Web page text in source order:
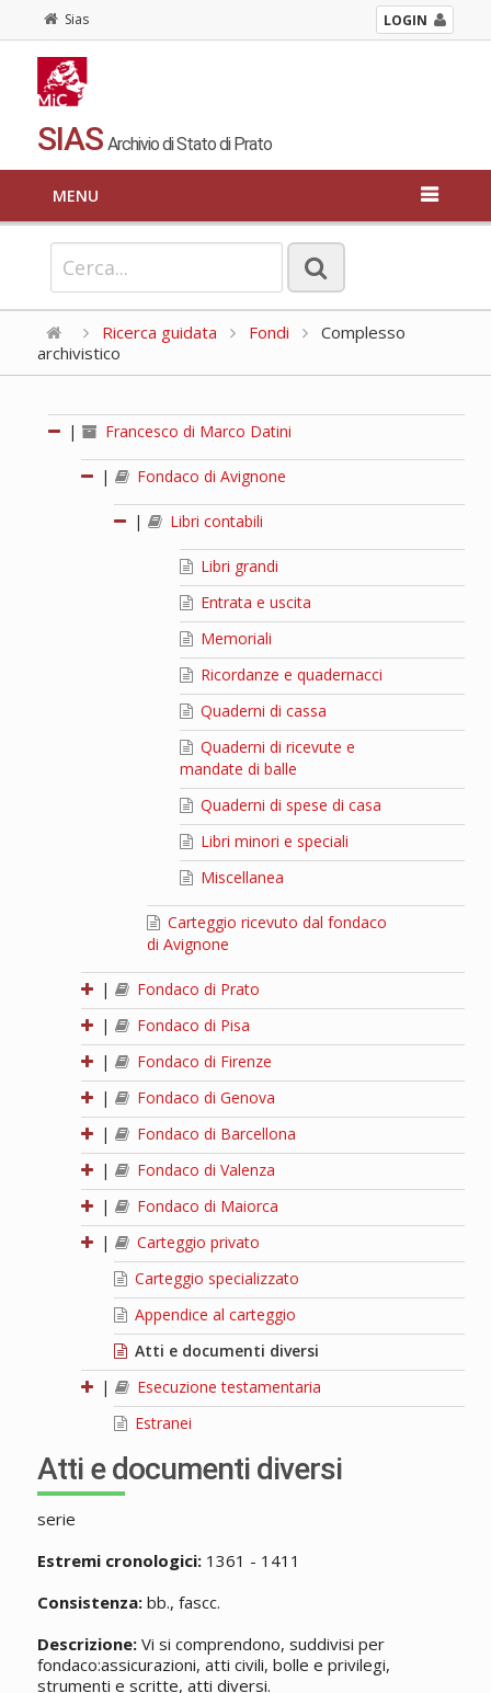
Sias LOGIN
SIAS Archivio di Stato di Prato
MENU
Ricerca guidata Fondi
Complesso
archivistico
| Francesco di Marco Datini
| Fondaco di Avignone
| Libri contabili
Libri grandi
Entrata e uscita
Memoriali
Ricordanze e quadernacci
Quaderni di cassa
Quaderni di ricevute e
mandate di balle
Quaderni di spese di casa
Libri minori e speciali
Miscellanea
Carteggio ricevuto dal fondaco
di Avignone
|
Fondaco di Prato
|
Fondaco di Pisa
|
Fondaco di Firenze
|
Fondaco di Genova
|
Fondaco di Barcellona
|
Fondaco di Valenza
|
Fondaco di Maiorca
|
Carteggio privato
Carteggio specializzato
Appendice al carteggio
Atti e documenti diversi
|
Esecuzione testamentaria
Estranei
Atti e documenti diversi
serie
Estremi cronologici:1361 - 1411
Consistenza:bb., fascc.
Descrizione:Vi si comprendono, suddivisi per
fondaco:assicurazioni, atti civili, bolle e privilegi,
strumenti e scritte, atti diversi.